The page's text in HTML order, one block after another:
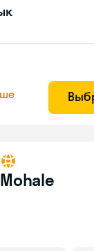
Mohale